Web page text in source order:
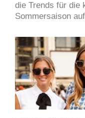
die Trends für die
Sommersaison